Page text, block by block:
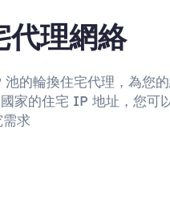
代理網絡
的輪換住宅代理，為您
家的住宅 IP 地址，您可
求